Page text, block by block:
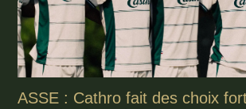
ASSE : Cathro fait des choix